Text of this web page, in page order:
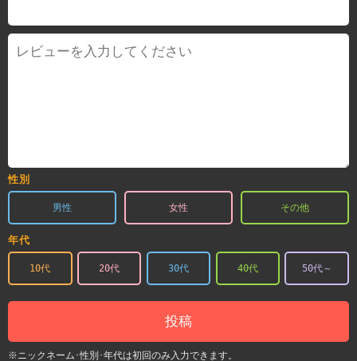
性別
男性 女性 その他
年代
10代 20代 30代 40代 50代～
投稿
※ニックネーム･性別･年代は初回のみ入力できます。